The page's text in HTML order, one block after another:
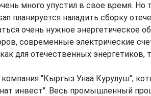
много упустил в свое время.
планируется наладить сборку
очень нужное энергетическое
современные электрические
для отечественных энергетиков,
"Кыргыз Унаа Курулуш",
инвест". Весь промышленный